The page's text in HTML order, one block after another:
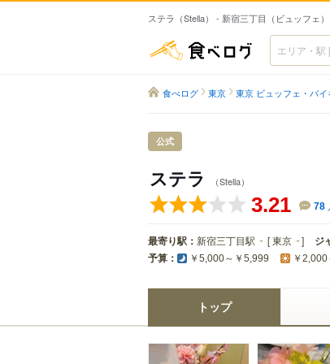
ステラ（Stella） - 新宿三丁目（ビュッフェ）
食べログ
食べログ 東京 東京 ビュッフェ・バ
公式
ステラ （Stella）
3.21 78
最寄り駅： 新宿三丁目駅 [東京 ] ジ
予算： ￥5,000～￥5,999 ￥
トップ